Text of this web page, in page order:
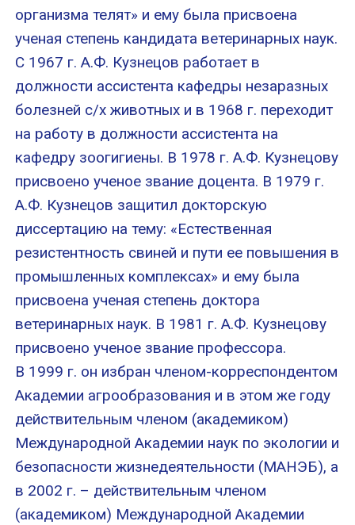
организма телят» и ему была присвоена
ученая степень кандидата ветеринарных наук.
С 1967 г. А.Ф. Кузнецов работает в
должности ассистента кафедры незаразных
болезней с/х животных и в 1968 г. переходит
на работу в должности ассистента на
кафедру зоогигиены. В 1978 г. А.Ф. Кузнецову
присвоено ученое звание доцента. В 1979 г.
А.Ф. Кузнецов защитил докторскую
диссертацию на тему: «Естественная
резистентность свиней и пути ее повышения в
промышленных комплексах» и ему была
присвоена ученая степень доктора
ветеринарных наук. В 1981 г. А.Ф. Кузнецову
присвоено ученое звание профессора.
В 1999 г. он избран членом-корреспондентом
Академии агрообразования и в этом же году
действительным членом (академиком)
Международной Академии наук по экологии и
безопасности жизнедеятельности (МАНЭБ), а
в 2002 г. – действительным членом
(академиком) Международной Академии